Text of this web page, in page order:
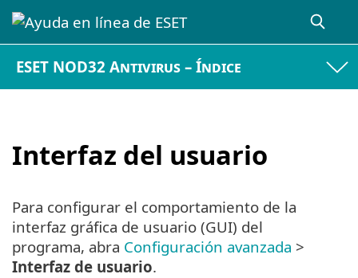
ESET NOD32 Antivirus – Índice
Interfaz del usuario
Para configurar el comportamiento de la
interfaz gráfica de usuario (GUI) del
programa, abra Configuración avanzada >
Interfaz de usuario.